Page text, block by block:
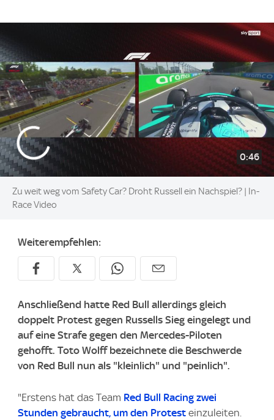
0:46
Zu weit weg vom Safety Car? Droht Russell ein Nachspiel? | In-
Race Video
Weiterempfehlen:
Anschließend hatte Red Bull allerdings gleich
doppelt Protest gegen Russells Sieg eingelegt und
auf eine Strafe gegen den Mercedes-Piloten
gehofft. Toto Wolff bezeichnete die Beschwerde
von Red Bull nun als "kleinlich" und "peinlich".
"Erstens hat das Team Red Bull Racing zwei
Stunden gebraucht, um den Protest einzuleiten.